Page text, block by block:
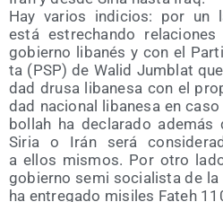
Hay varios indi­cios: por un
está estre­chan­do
gobierno liba­nés y con el
ta (PSP) de Walid Jum­blat
dad dru­sa liba­ne­sa con el
dad nacio­nal liba­ne­sa en
bo­llah ha decla­ra­do
Siria o Irán será
a ellos mis­mos. Por otro
gobierno semi socia­lis­ta de la
ha entre­ga­do misi­les Fateh